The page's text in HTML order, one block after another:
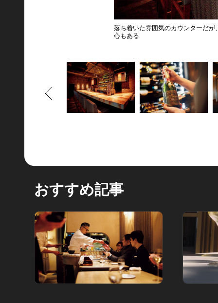
落ち着いた雰囲気のカウンターだ
心もある
おすすめ記事